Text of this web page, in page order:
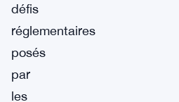
défis
réglementaires
posés
par
les